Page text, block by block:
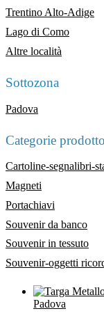
Trentino Alto-Adige
Lago di Como
Altre località
Sottozona
Padova
Categorie prodotto
Cartoline-segnalibri-
Magneti
Portachiavi
Souvenir da banco
Souvenir in tessuto
Souvenir-oggetti